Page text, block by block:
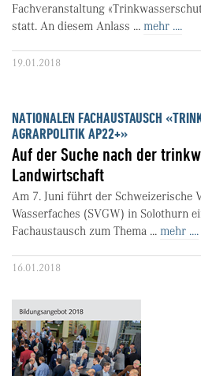
Fachveranstaltung
statt. An diesem Anlass ... mehr ....
19.01.2018
NATIONALEN FACHAUSTAUSCH
AGRARPOLITIK AP22+»
Auf der Suche nach der
Landwirtschaft
Am 7. Juni führt der Schweizerische
Wasserfaches (SVGW) in Solothurn
Fachaustausch zum Thema ... mehr ....
16.01.2018